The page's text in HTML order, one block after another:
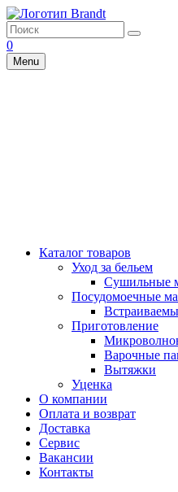
0
Menu
Каталог товаров
Уход за бельем
Сушильные
Посудомоечные
Приготовление
Варочные
Вытяжки
Уценка
О компании
Оплата и возврат
Доставка
Сервис
Вакансии
Контакты